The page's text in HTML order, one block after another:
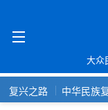
大众
复兴之路 中华民族